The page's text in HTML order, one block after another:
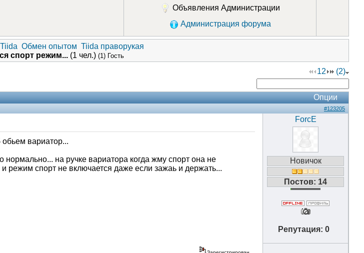
Объявления Администрации
Администрация форума
Обмен опытом Tiida праворукая
спорт режим... (1 чел.) (1) Гость
12 (2)
Опции
#123205
вариатор...
нормально... на ручке вариатора когда жму спорт она не
режим спорт не включается даже если зажаь и держать...
ForcE
Новичок
Постов: 14
Репутация: 0